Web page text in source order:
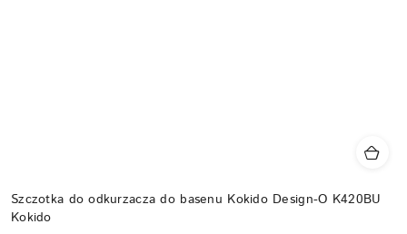
Szczotka do odkurzacza do basenu Kokido Design-O K420BU
Kokido